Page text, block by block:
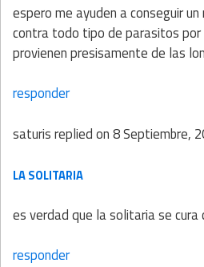
espero me ayuden a conseguir
contra todo tipo de parasitos por
provienen presisamente de las
responder
saturisreplied on8 Septiembre,
LA SOLITARIA
es verdad que la solitaria se cura
responder